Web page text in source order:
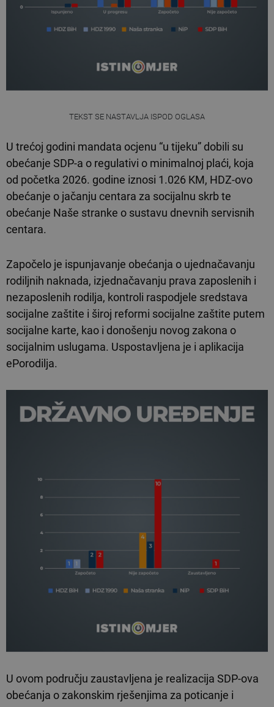
TEKST SE NASTAVLJA ISPOD OGLASA
U trećoj godini mandata ocjenu “u tijeku” dobili su
obećanje SDP-a o regulativi o minimalnoj plaći, koja
od početka 2026. godine iznosi 1.026 KM, HDZ-ovo
obećanje o jačanju centara za socijalnu skrb te
obećanje Naše stranke o sustavu dnevnih servisnih
centara.
Započelo je ispunjavanje obećanja o ujednačavanju
rodiljnih naknada, izjednačavanju prava zaposlenih i
nezaposlenih rodilja, kontroli raspodjele sredstava
socijalne zaštite i široj reformi socijalne zaštite putem
socijalne karte, kao i donošenju novog zakona o
socijalnim uslugama. Uspostavljena je i aplikacija
ePorodilja.
U ovom području zaustavljena je realizacija SDP-ova
obećanja o zakonskim rješenjima za poticanje i